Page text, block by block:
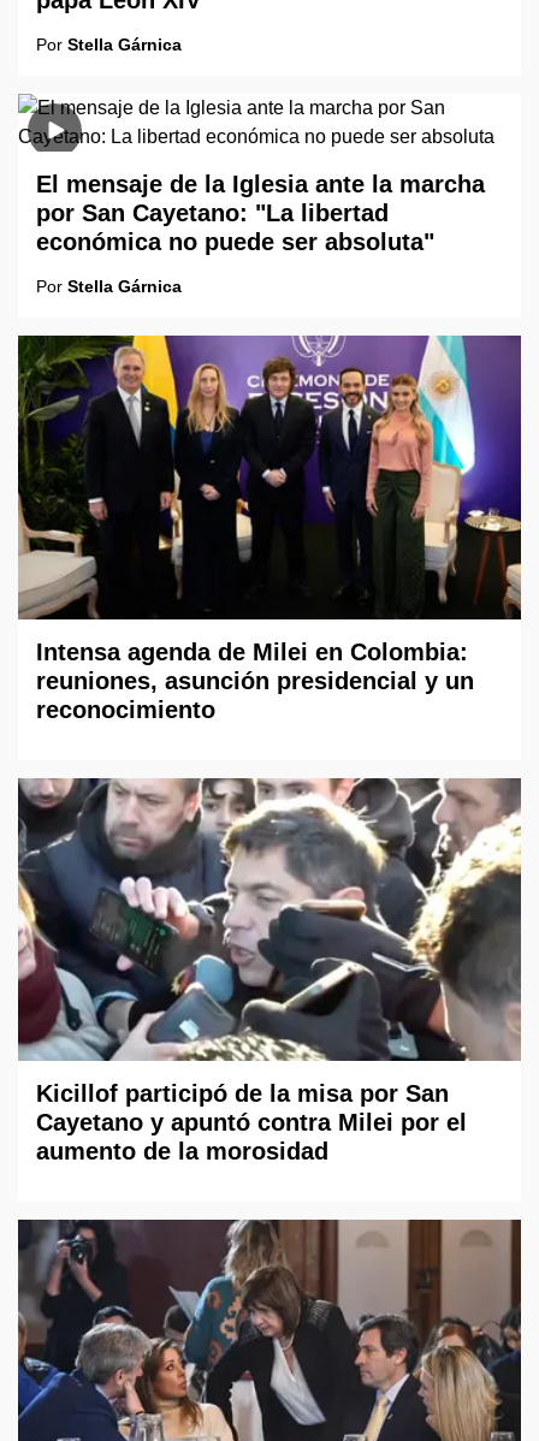
Por Stella Gárnica
El mensaje de la Iglesia ante la marcha
por San Cayetano: "La libertad
económica no puede ser absoluta"
Por Stella Gárnica
Intensa agenda de Milei en Colombia:
reuniones, asunción presidencial y un
reconocimiento
Kicillof participó de la misa por San
Cayetano y apuntó contra Milei por el
aumento de la morosidad